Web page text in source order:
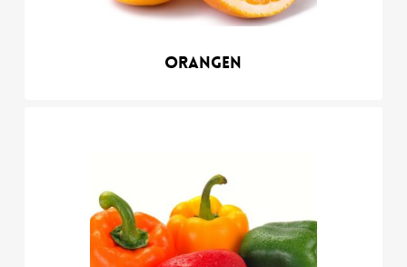
Orangen